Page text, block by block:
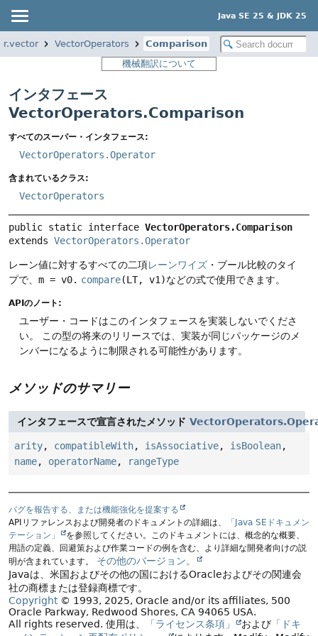
Java SE 25 & JDK 25
VectorOperators
Comparison
機械翻訳について
インタフェース
VectorOperators.Comparison
すべてのスーパー・インタフェース:
VectorOperators.Operator
含まれているクラス:
VectorOperators
public static interface VectorOperators.Comparison
extends VectorOperators.Operator
レーン値に対するすべての二項レーンワイズ ・ブール比較のタイ
プで、 m = v0. compare(LT, v1)などの式で使用できます。
APIのノート:
ユーザー・コードはこのインタフェースを実装しないでくださ
い。
この型の将来のリリースでは、実装が同じパッケージのメ
ンバーになるように制限される可能性があります。
メソッドのサマリー
インタフェースで宣言されたメソッド
arity, compatibleWith, isAssociative, isBoolean,
name, operatorName, rangeType
バグを報告する、または機能強化を提案する
APIリファレンスおよび開発者のドキュメントの詳細は、
「Java SEドキュメン
テーション」
を参照してください。このドキュメントには、概念的な概要、
用語の定義、回避策および作業コードの例を含む、より詳細な開発者向けの説
明が含まれています。
その他のバージョン。
Javaは、米国およびその他の国におけるOracleおよびその関連会
社の商標または登録商標です。
Copyright© 1993, 2025, Oracle and/or its affiliates, 500
Oracle Parkway, Redwood Shores, CA 94065 USA.
All rights reserved. 使用は、 「ライセンス条項」 および 「ドキ